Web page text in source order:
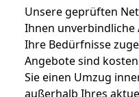
Unsere geprüften
Ihnen unverbindliche
Ihre Bedürfnisse
Angebote sind
Sie einen Umzug
außerhalb Ihres